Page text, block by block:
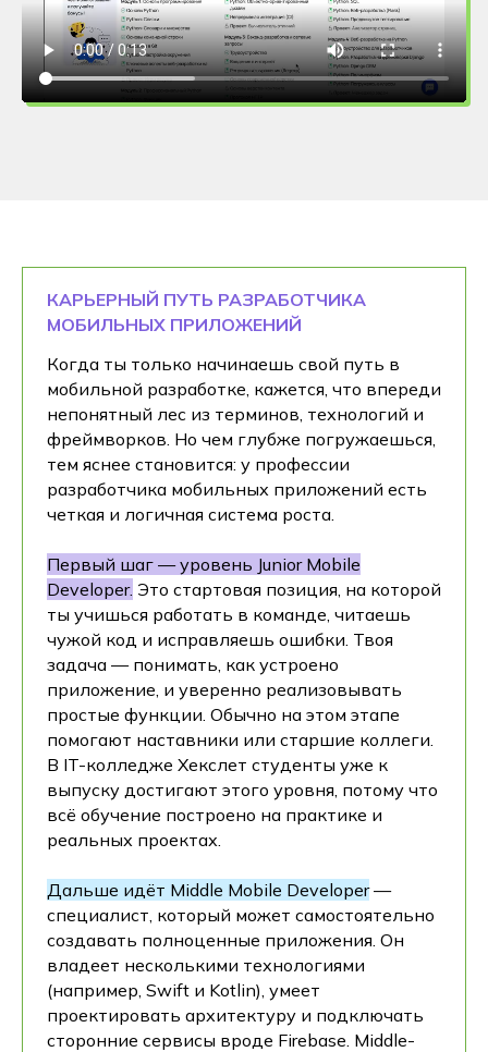
КАРЬЕРНЫЙ ПУТЬ РАЗРАБОТЧИКА
МОБИЛЬНЫХ ПРИЛОЖЕНИЙ
Когда ты только начинаешь свой путь в
мобильной разработке, кажется, что впереди
непонятный лес из терминов, технологий и
фреймворков. Но чем глубже погружаешься,
тем яснее становится: у профессии
разработчика мобильных приложений есть
четкая и логичная система роста.
Первый шаг — уровень Junior Mobile
Developer. Это стартовая позиция, на которой
ты учишься работать в команде, читаешь
чужой код и исправляешь ошибки. Твоя
задача — понимать, как устроено
приложение, и уверенно реализовывать
простые функции. Обычно на этом этапе
помогают наставники или старшие коллеги.
В IT-колледже Хекслет студенты уже к
выпуску достигают этого уровня, потому что
всё обучение построено на практике и
реальных проектах.
Дальше идёт Middle Mobile Developer—
специалист, который может самостоятельно
создавать полноценные приложения. Он
владеет несколькими технологиями
(например, Swift и Kotlin), умеет
проектировать архитектуру и подключать
сторонние сервисы вроде Firebase. Middle-